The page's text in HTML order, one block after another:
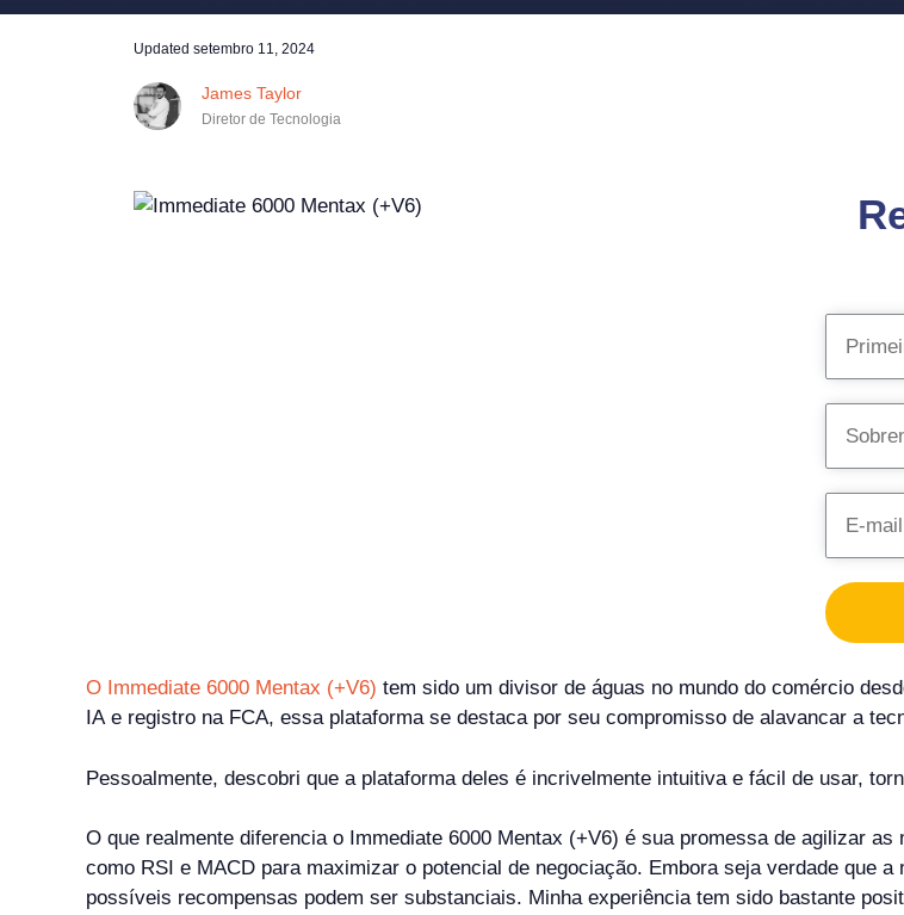
Updated setembro 11, 2024
James Taylor
Diretor de Tecnologia
O Immediate 6000 Mentax (+V6) tem sido um divisor de águas no mundo do comércio
IA e registro na FCA, essa plataforma se destaca por seu compromisso de alavancar a
Pessoalmente, descobri que a plataforma deles é incrivelmente intuitiva e fácil de usar,
O que realmente diferencia o Immediate 6000 Mentax (+V6) é sua promessa de agilizar
como RSI e MACD para maximizar o potencial de negociação. Embora seja verdade que
possíveis recompensas podem ser substanciais. Minha experiência tem sido bastante